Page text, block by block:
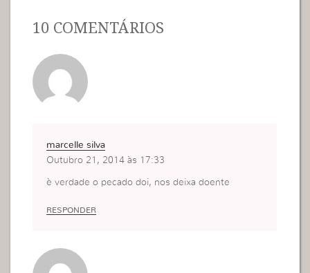
10 COMENTÁRIOS
marcelle silva
Outubro 21, 2014 às 17:33
è verdade o pecado doi, nos deixa doente
RESPONDER